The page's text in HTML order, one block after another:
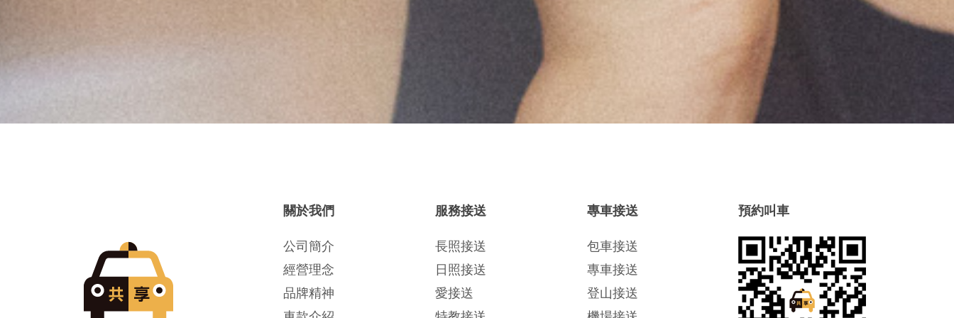
關於我們
公司簡介
經營理念
品牌精神
服務接送
長照接送
日照接送
愛接送
專車接送
包車接送
專車接送
登山接送
預約叫車